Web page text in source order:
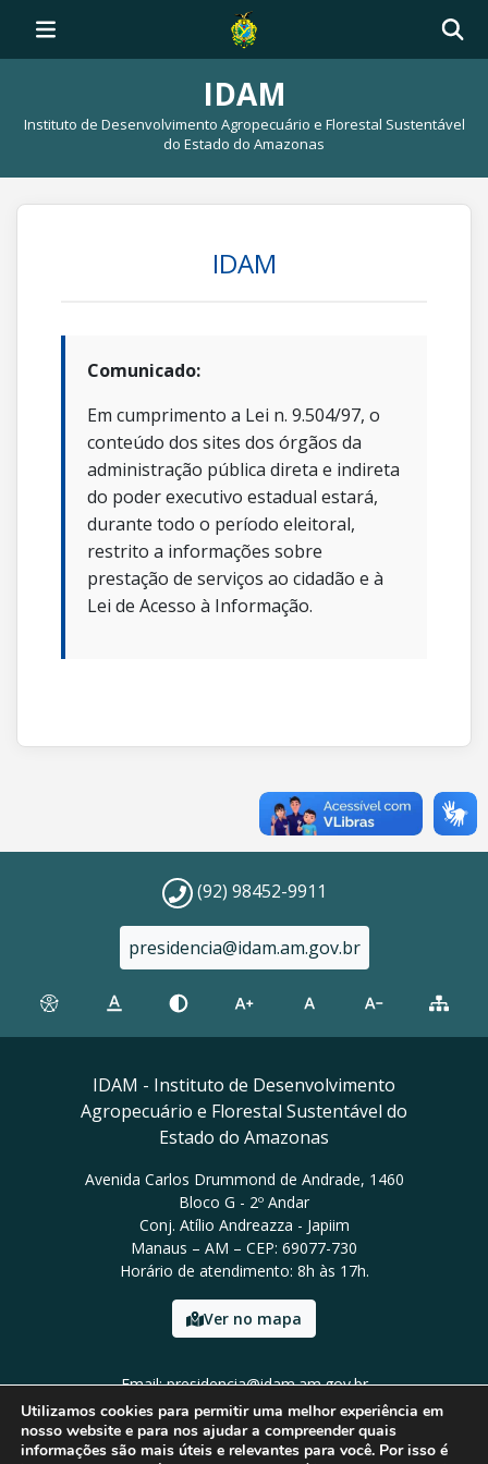
IDAM
Instituto de Desenvolvimento Agropecuário e Florestal Sustentável
do Estado do Amazonas
IDAM
Comunicado:
Em cumprimento a Lei n. 9.504/97, o
conteúdo dos sites dos órgãos da
administração pública direta e indireta
do poder executivo estadual estará,
durante todo o período eleitoral,
restrito a informações sobre
prestação de serviços ao cidadão e à
Lei de Acesso à Informação.
(92) 98452-9911
presidencia@idam.am.gov.br
IDAM - Instituto de Desenvolvimento
Agropecuário e Florestal Sustentável do
Estado do Amazonas
Avenida Carlos Drummond de Andrade, 1460
Bloco G - 2º Andar
Conj. Atílio Andreazza - Japiim
Manaus – AM – CEP: 69077-730
Horário de atendimento: 8h às 17h.
Ver no mapa
Email: presidencia@idam.am.gov.br
Tel: (92) 98452-9911
Utilizamos cookies para permitir uma melhor experiência em
nosso website e para nos ajudar a compreender quais
informações são mais úteis e relevantes para você. Por isso é